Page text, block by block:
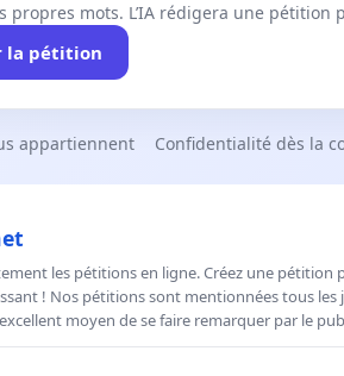
propres mots. L’IA rédigera une pétition
la pétition
appartiennent Confidentialité dès la
les pétitions en ligne. Créez une pétition
! Nos pétitions sont mentionnées tous les
moyen de se faire remarquer par le